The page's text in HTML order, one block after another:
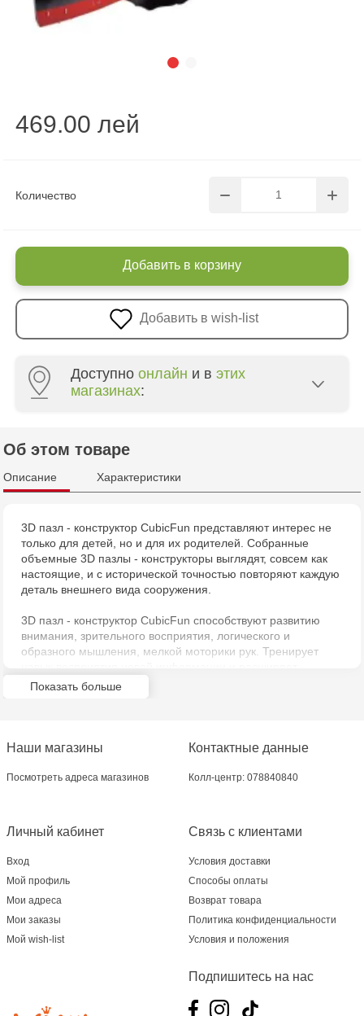
Количество
469.00 лей
Добавить в корзину
Добавить в wish-list
Доступно онлайн и в этих
магазинах:
Multistore Centru - bd. Cantemir, 6
Jucărenia Cahul - str. Ștefan cel Mare, 29А
Multistore Telecentru - str. N. Testemițanu
Об этом товаре
Описание Характеристики
3D пазл - конструктор CubicFun представляют интерес не
только для детей, но и для их родителей. Собранные
объемные 3D пазлы - конструкторы выглядят, совсем как
настоящие, и с исторической точностью повторяют каждую
деталь внешнего вида сооружения.
3D пазл - конструктор CubicFun способствуют развитию
внимания, зрительного восприятия, логического и
образного мышления, мелкой моторики рук. Тренирует
кругозор и обогащает внутренний мир ребенка.
подарок любому ребенку.
Показать больше
Наши магазины
Посмотреть адреса магазинов
Связь с клиентами
Условия доставки
Способы оплаты
Возврат товара
Политика конфиденциальности
Условия и положения
Личный кабинет
Вход
Мой профиль
Мои адреса
Мои заказы
Мой wish-list
Контактные данные
Колл-центр: 078840840
Подпишитесь на нас